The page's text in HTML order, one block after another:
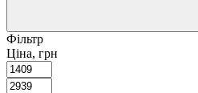
Фільтр
Ціна, грн